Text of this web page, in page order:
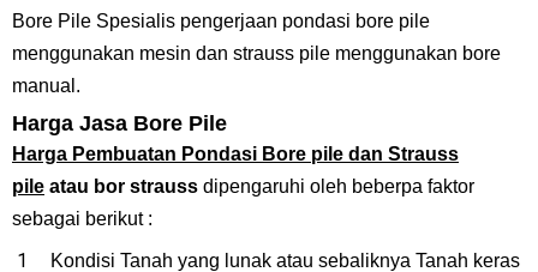
Bore Pile Spesialis pengerjaan pondasi bore pile
menggunakan mesin dan strauss pile menggunakan bore
manual.
Harga Jasa Bore Pile
Harga Pembuatan Pondasi Bore pile dan Strauss
pile atau bor strauss dipengaruhi oleh beberpa faktor
sebagai berikut :
Kondisi Tanah yang lunak atau sebaliknya Tanah keras